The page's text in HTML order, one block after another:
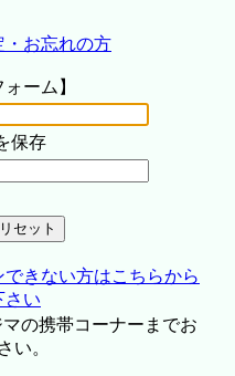
・お忘れの方
ーム】
保存
きない方はこちらから
さい
の携帯コーナーまでお
い。